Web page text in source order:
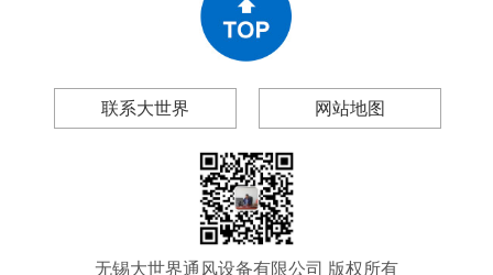
联系大世界 网站地图
无锡大世界通风设备有限公司 版权所有